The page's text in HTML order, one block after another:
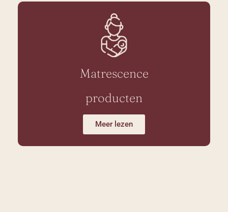
Matrescence
producten
Meer lezen